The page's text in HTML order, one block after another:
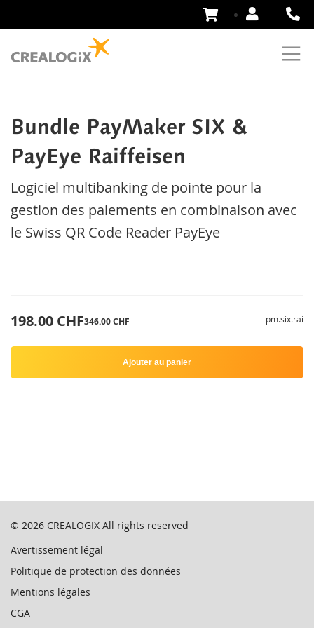
Aller
Bundle PayMaker SIX &
PayEye Raiffeisen
Logiciel multibanking de pointe pour la
gestion des paiements en combinaison avec
le Swiss QR Code Reader PayEye
346.00 CHF
198.00 CHF pm.six.rai
Ajouter au panier
© 2026 CREALOGIX All rights reserved
Avertissement légal
Politique de protection des données
Mentions légales
CGA